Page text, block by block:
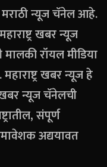
मराठी न्यूज चॅनेल आहे.
खबर न्यूज
रॉयल मीडिया
खबर न्यूज हे
खबर न्यूज चॅनेलची
संपूर्ण
अद्ययावत